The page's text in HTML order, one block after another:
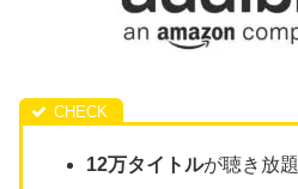
12万タイトルが聴き放題